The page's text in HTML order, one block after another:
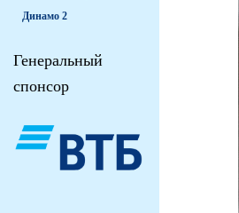
Динамо 2
Генеральный
спонсор